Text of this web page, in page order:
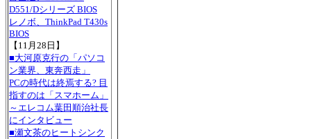
D551/Dシリーズ BIOS
レノボ、ThinkPad T430s
BIOS
【11月28日】
■大河原克行の「パソコ
ン業界、東奔西走」
PCの時代は終焉する? 目
指すのは「スマホーム」
～エレコム葉田順治社長
にインタビュー
■瀬文茶のヒートシンク